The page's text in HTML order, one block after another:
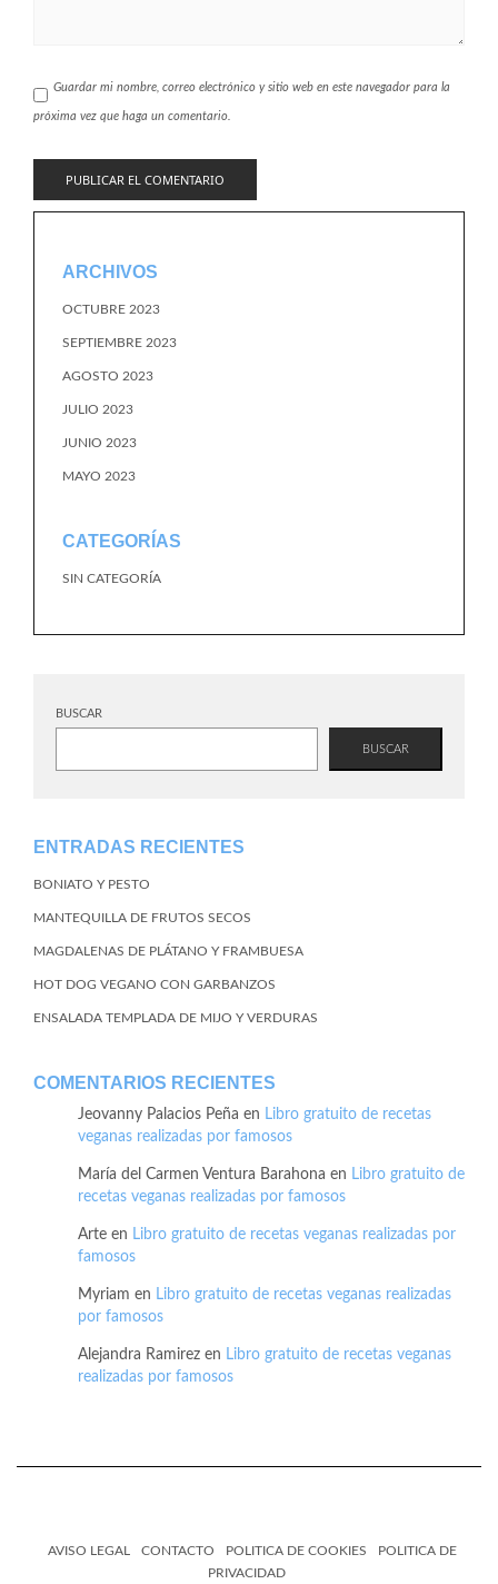
Guardar mi nombre, correo electrónico y sitio web en este navegador para la
próxima vez que haga un comentario.
ARCHIVOS
OCTUBRE 2023
SEPTIEMBRE 2023
AGOSTO 2023
JULIO 2023
JUNIO 2023
MAYO 2023
CATEGORÍAS
SIN CATEGORÍA
BUSCAR
BUSCAR
ENTRADAS RECIENTES
BONIATO Y PESTO
MANTEQUILLA DE FRUTOS SECOS
MAGDALENAS DE PLÁTANO Y FRAMBUESA
HOT DOG VEGANO CON GARBANZOS
ENSALADA TEMPLADA DE MIJO Y VERDURAS
COMENTARIOS RECIENTES
Jeovanny Palacios Peña en Libro gratuito de recetas
veganas realizadas por famosos
María del Carmen Ventura Barahona en Libro gratuito de
recetas veganas realizadas por famosos
Arte en Libro gratuito de recetas veganas realizadas por
famosos
Myriam en Libro gratuito de recetas veganas realizadas
por famosos
Alejandra Ramirez en Libro gratuito de recetas veganas
realizadas por famosos
AVISO LEGAL CONTACTO POLITICA DE COOKIES
POLITICA DE
PRIVACIDAD